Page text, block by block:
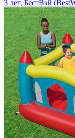
3 лет, БестВэй